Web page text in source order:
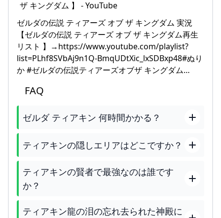
ゼルダの伝説 ティアーズ オブ ザ キングダム 実況
【ゼルダの伝説 ティアーズ オブ ザ キングダム再生
リスト 】→https://www.youtube.com/playlist?
list=PLhf8SVbAj9n1Q-BmqUDtXic_lxSDBxp48#ぬり
か #ゼルダの伝説ティアーズオブザ キングダム…
FAQ
ゼルダ ティアキン 何時間かかる？
ティアキンの隠しエリアはどこですか？
ティアキンの賢者で最強なのは誰です
か？
ティアキン龍の泪の忘れ去られた神殿に